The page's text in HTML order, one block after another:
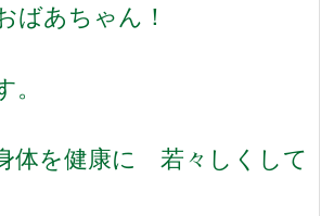
あちゃん！
体を健康に 若々しくして